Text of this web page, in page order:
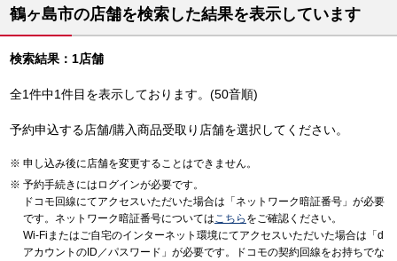
鶴ヶ島市の店舗を検索した結果を表示しています
検索結果：1店舗
全1件中1件目を表示しております。(50音順)
予約申込する店舗/購入商品受取り店舗を選択してください。
申し込み後に店舗を変更することはできません。
予約手続きにはログインが必要です。
ドコモ回線にてアクセスいただいた場合は「ネットワーク暗証番号」が必要
です。ネットワーク暗証番号についてはこちら をご確認ください。
Wi-Fiまたはご自宅のインターネット環境にてアクセスいただいた場合は「d
アカウントのID／パスワード」が必要です。ドコモの契約回線をお持ちでな